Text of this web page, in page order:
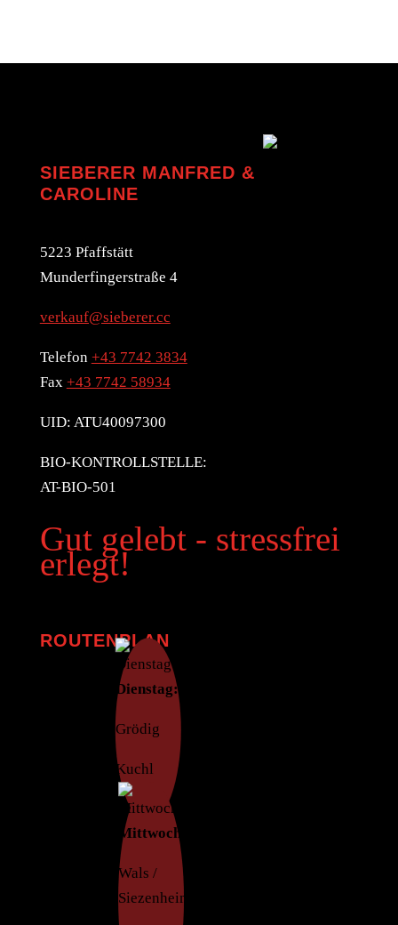
SIEBERER MANFRED &
CAROLINE
5223 Pfaffstätt
Munderfingerstraße 4
verkauf@sieberer.cc
Telefon +43 7742 3834
Fax +43 7742 58934
UID: ATU40097300
BIO-KONTROLLSTELLE:
AT-BIO-501
Gut gelebt - stressfrei
erlegt!
ROUTENPLAN
Dienstag:
Grödig
Kuchl
Salzburg
Mittwoch:
Wals /
Siezenheim